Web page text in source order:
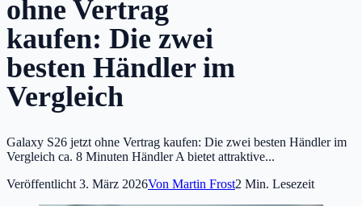
ohne Vertrag
kaufen: Die zwei
besten Händler im
Vergleich
Galaxy S26 jetzt ohne Vertrag kaufen: Die zwei besten Händler im
Vergleich ca. 8 Minuten Händler A bietet attraktive...
Veröffentlicht 3. März 2026Von Martin Frost2 Min. Lesezeit